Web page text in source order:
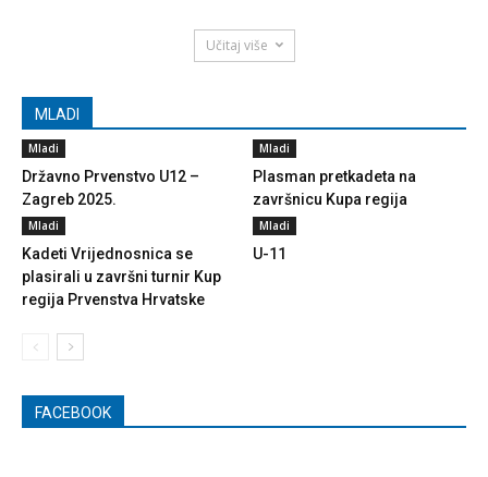
Učitaj više
MLADI
Mladi
Državno Prvenstvo U12 –
Zagreb 2025.
Mladi
Plasman pretkadeta na
završnicu Kupa regija
Mladi
Kadeti Vrijednosnica se
plasirali u završni turnir Kup
regija Prvenstva Hrvatske
Mladi
U-11
FACEBOOK